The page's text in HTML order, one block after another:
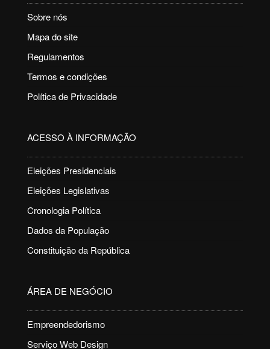
Sobre nós
Mapa do site
Regulamentos
Termos e condições
Política de Privacidade
ACESSO À INFORMAÇÃO
Eleições Presidenciais
Eleições Legislativas
Cronologia Política
Dados da População
Constituição da República
ÁREA DE NEGÓCIO
Empreendedorismo
Serviço Web Design